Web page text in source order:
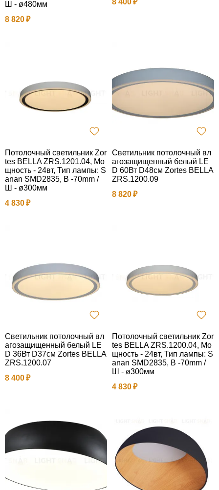
Ш - ø480мм
8 820
Потолочный светильник Zor
tes BELLA ZRS.1201.04, Мо
щность - 24вт, Тип лампы: S
anan SMD2835, В -70mm /
Ш - ø300мм
4 830
Светильник потолочный вл
агозащищенный белый LE
D 60Вт D48см Zortes BELLA
ZRS.1200.09
8 820
Светильник потолочный вл
агозащищенный белый LE
D 36Вт D37см Zortes BELLA
ZRS.1200.07
8 400
Потолочный светильник Zor
tes BELLA ZRS.1200.04, Мо
щность - 24вт, Тип лампы: S
anan SMD2835, В -70mm /
Ш - ø300мм
4 830